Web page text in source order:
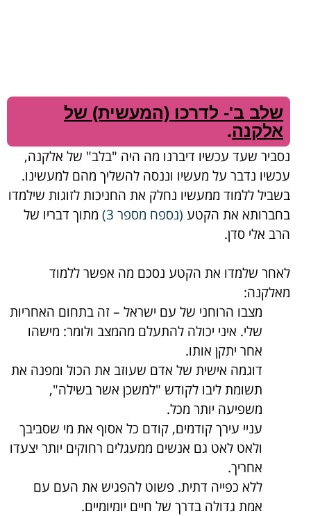
שלב ב'- לדרכו (המעשית) של
אלקנה.
נסביר שעד עכשיו דיברנו מה היה "בלב" של אלקנה,
עכשיו נדבר על מעשיו וננסה להשליך מהם למעשינו.
בשביל ללמוד ממעשיו נחלק את החניכות לזוגות שילמדו
בחברותא את הקטע (נספח מספר 3 ) מתוך דבריו של
הרב אלי סדן.
לאחר שלמדו את הקטע נסכם מה אפשר ללמוד
מאלקנה:
מצבו הרוחני של עם ישראל – זה בתחום האחריות
שלי. איני יכולה להתעלם מהמצב ולומר: מישהו
אחר יתקן אותו.
דוגמה אישית של אדם שעוזב את הכול ומפנה את
תשומת ליבו לקודש "למשכן אשר בשילה",
משפיעה יותר מכל.
עניי עירך קודמים, קודם כל אסוף את מי שסביבך
ולאט לאט גם אנשים ממעגלים רחוקים יותר יצעדו
אחריך.
ללא כפייה דתית. פשוט להפגיש את העם עם
אמת גדולה בדרך של חיים יומיומיים.